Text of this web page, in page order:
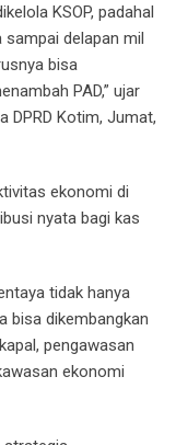
KSOP, padahal
sampai delapan mil
bisa
PAD,” ujar
DPRD Kotim, Jumat,
ekonomi di
nyata bagi kas
tidak hanya
bisa dikembangkan
pengawasan
ekonomi